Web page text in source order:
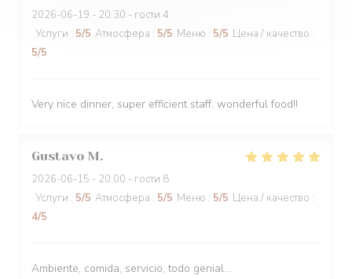
2026-06-19 - 20:30 - гости 4
Услуги : 5/5 Атмосфера : 5/5 Меню : 5/5 Цена / качество :
5/5
Very nice dinner, super efficient staff, wonderful food!!
Gustavo M
2026-06-15 - 20:00 - гости 8
Услуги : 5/5 Атмосфера : 5/5 Меню : 5/5 Цена / качество :
4/5
Ambiente, comida, servicio, todo genial...